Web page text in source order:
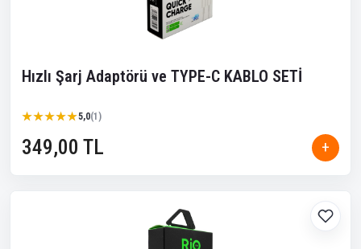
Hızlı Şarj Adaptörü ve TYPE-C KABLO SETİ
★★★★★
★★★★★5,0(1)
349,00 TL +